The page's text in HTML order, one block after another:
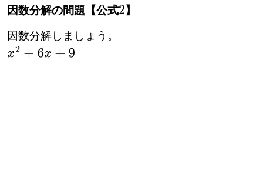
因数分解の問題【公式2】
因数分解しましょう。
x2 +6x+9